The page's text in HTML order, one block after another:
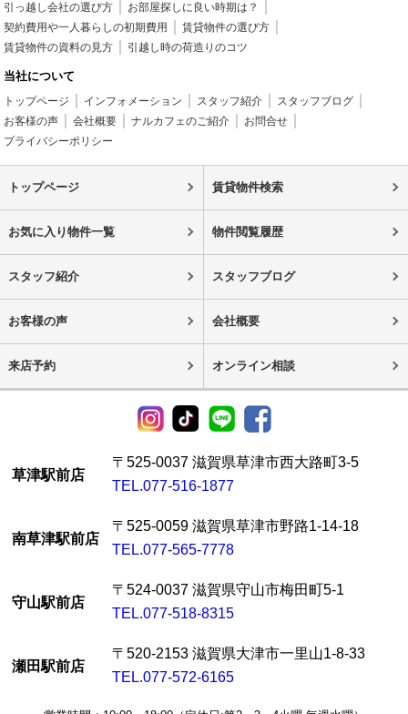
引っ越し会社の選び方
お部屋探しに良い時期は？
契約費用や一人暮らしの初期費用
賃貸物件の選び方
賃貸物件の資料の見方
引越し時の荷造りのコツ
当社について
トップページ インフォメーション スタッフ紹介
スタッフブログ
お客様の声
会社概要 ナルカフェのご紹介
お問合せ
プライバシーポリシー
トップページ 賃貸物件検索
お気に入り物件一覧 物件閲覧履歴
スタッフ紹介 スタッフブログ
お客様の声 会社概要
来店予約 オンライン相談
草津駅前店
〒525-0037 滋賀県草津市西大路町3-5
TEL.077-516-1877
南草津駅前店
〒525-0059 滋賀県草津市野路1-14-18
TEL.077-565-7778
守山駅前店
〒524-0037 滋賀県守山市梅田町5-1
TEL.077-518-8315
瀬田駅前店
〒520-2153 滋賀県大津市一里山1-8-33
TEL.077-572-6165